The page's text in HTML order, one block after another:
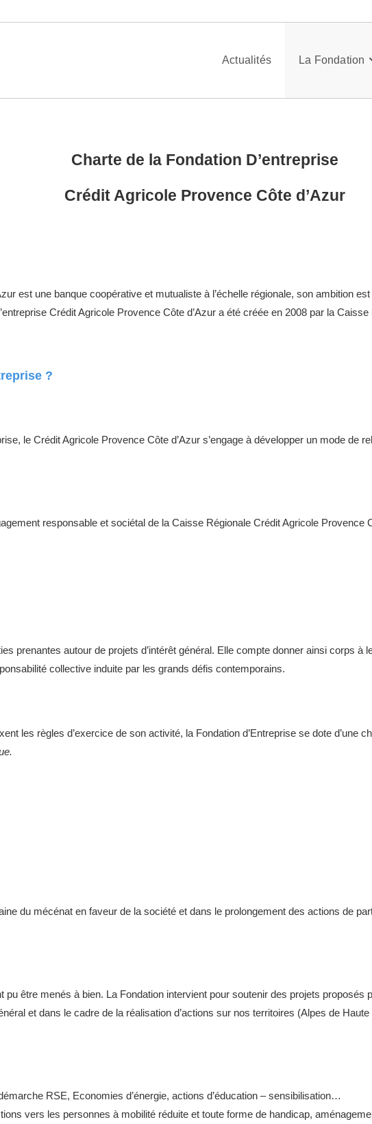
Actualités La Fondation
Charte de la Fondation D’entreprise
Crédit Agricole Provence Côte d’Azur
est une banque coopérative et mutualiste à l’échelle régionale, son ambition
Crédit Agricole Provence Côte d’Azur a été créée en 2008 par la
?
le Crédit Agricole Provence Côte d’Azur s’engage à développer un mode de
responsable et sociétal de la Caisse Régionale Crédit Agricole Provence
prenantes autour de projets d’intérêt général. Elle compte donner ainsi corps
collective induite par les grands défis contemporains.
les règles d’exercice de son activité, la Fondation d’Entreprise se dote d’une
du mécénat en faveur de la société et dans le prolongement des actions de
pu être menés à bien. La Fondation intervient pour soutenir des projets proposés
et dans le cadre de la réalisation d’actions sur nos territoires (Alpes de
RSE, Economies d’énergie, actions d’éducation – sensibilisation…
vers les personnes à mobilité réduite et toute forme de handicap,